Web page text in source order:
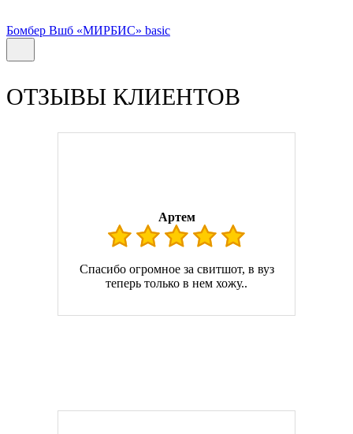
Бомбер Вшб «МИРБИС» basic
ОТЗЫВЫ КЛИЕНТОВ
Артем
Спасибо огромное за свитшот, в вуз
теперь только в нем хожу..